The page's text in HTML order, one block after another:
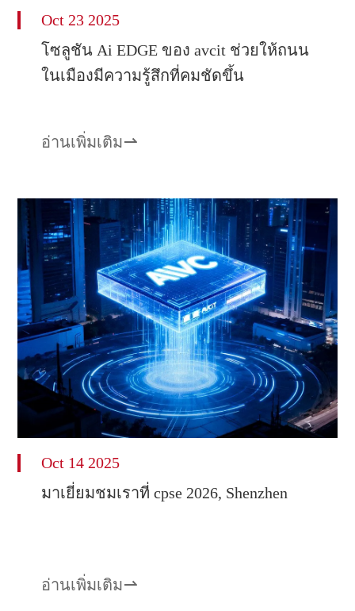
Oct 23 2025
โซลูชัน Ai EDGE ของ avcit ช่วยให้ถนน
ในเมืองมีความรู้สึกที่คมชัดขึ้น
อ่านเพิ่มเติม
Oct 14 2025
มาเยี่ยมชมเราที่ cpse 2026, Shenzhen
อ่านเพิ่มเติม